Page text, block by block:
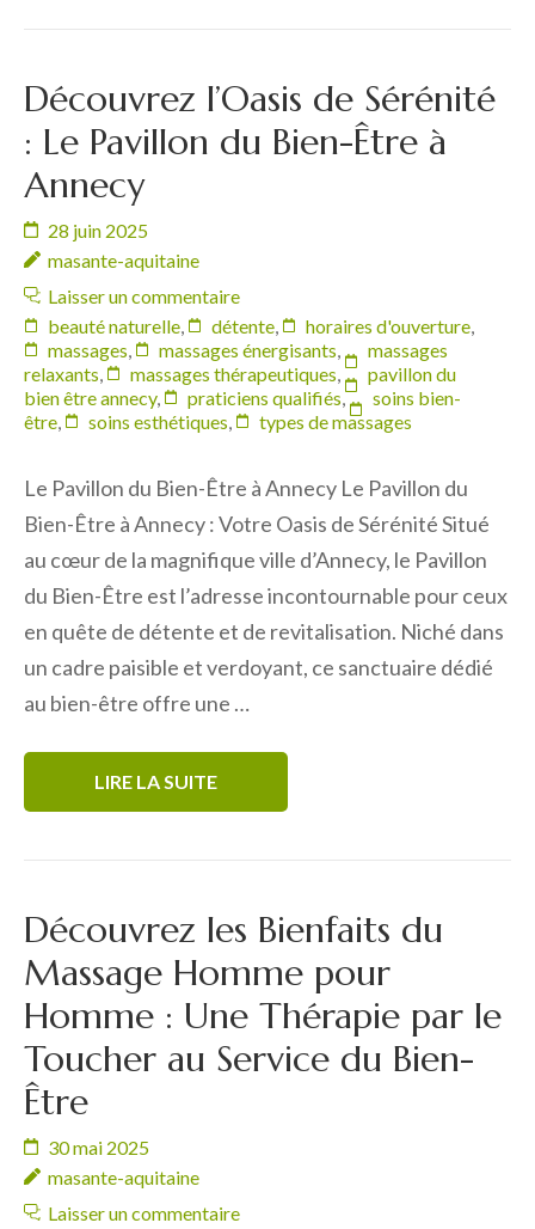
Découvrez l’Oasis de Sérénité
: Le Pavillon du Bien-Être à
Annecy
28 juin 2025
masante-aquitaine
Laisser un commentaire
beauté naturelle
détente horaires d'ouverture
massages
massages énergisants
massages
relaxants
massages thérapeutiques
pavillon du
bien être annecy, praticiens qualifiés ,
soins bien-
être
soins esthétiques types de massages
Le Pavillon du Bien-Être à Annecy Le Pavillon du
Bien-Être à Annecy : Votre Oasis de Sérénité Situé
au cœur de la magnifique ville d’Annecy, le Pavillon
du Bien-Être est l’adresse incontournable pour ceux
en quête de détente et de revitalisation. Niché dans
un cadre paisible et verdoyant, ce sanctuaire dédié
au bien-être offre une …
LIRE LA SUITE
Découvrez les Bienfaits du
Massage Homme pour
Homme : Une Thérapie par le
Toucher au Service du Bien-
Être
30 mai 2025
masante-aquitaine
Laisser un commentaire